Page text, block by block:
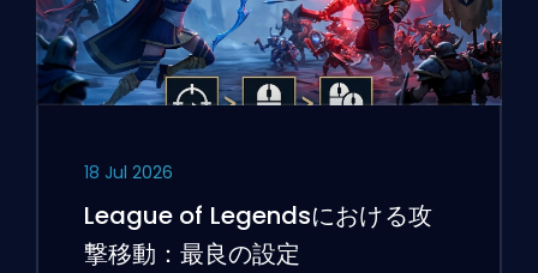
18 Jul 2026
League of Legendsにおける攻
撃移動：最良の設定